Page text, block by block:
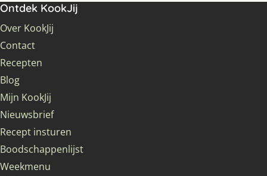
Ontdek KookJij
Over KookJij
Contact
Recepten
Blog
Mijn KookJij
Nieuwsbrief
Recept insturen
Boodschappenlijst
Weekmenu